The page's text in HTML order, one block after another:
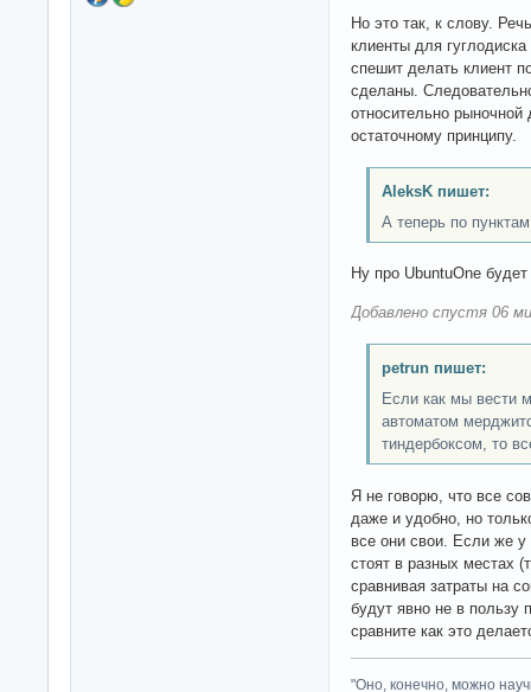
Но это так, к слову.
клиенты для
спешит делать клиент
сделаны.
относительно
остаточному принципу.
AleksK пишет:
А теперь по
Ну про UbuntuOne
Добавлено спустя 06
petrun пишет:
Если как мы вести
автоматом
тиндербоксом, то
Я не говорю, что все
даже и удобно, но
все они свои. Если же у
стоят в разных местах
сравнивая затраты на
будут явно не в пользу
сравните как это
"Оно, конечно, можно